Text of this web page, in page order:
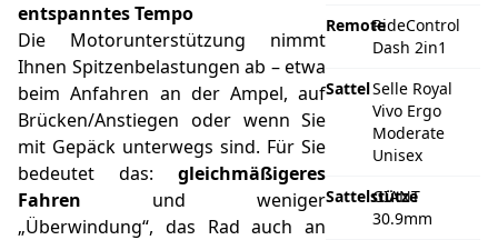
entspanntes Tempo
Die Motorunterstützung nimmt
Ihnen Spitzenbelastungen ab – etwa
beim Anfahren an der Ampel, auf
Brücken/Anstiegen oder wenn Sie
mit Gepäck unterwegs sind. Für Sie
bedeutet das:gleichmäßigeres
Fahren und weniger
„Überwindung“, das Rad auch an
RemoteRideControl
Dash 2in1
SattelSelle Royal
Vivo Ergo
Moderate
Unisex
Sattelstütze
GIANT
30.9mm